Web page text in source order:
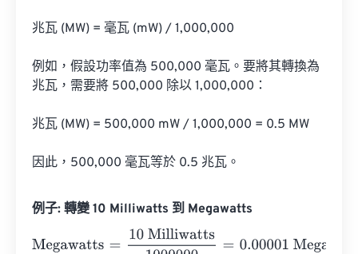
兆瓦 (MW) = 毫瓦 (mW) / 1,000,000
例如，假設功率值為 500,000 毫瓦。要將其轉換為
兆瓦，需要將 500,000 除以 1,000,000：
兆瓦 (MW) = 500,000 mW / 1,000,000 = 0.5 MW
因此，500,000 毫瓦等於 0.5 兆瓦。
例子: 轉變 10 Milliwatts 到 Megawatts
Megawatts = 10 Milliwatts1000000 0.00001 Megawatts